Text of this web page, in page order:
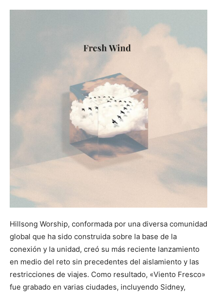
Hillsong Worship, conformada por una diversa comunidad
global que ha sido construida sobre la base de la
conexión y la unidad, creó su más reciente lanzamiento
en medio del reto sin precedentes del aislamiento y las
restricciones de viajes. Como resultado, «Viento Fresco»
fue grabado en varias ciudades, incluyendo Sidney,